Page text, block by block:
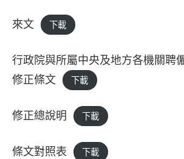
來文 下載
行政院與所屬中央及地方各機關聘
修正條文
下載
修正總說明 下載
條文對照表 下載